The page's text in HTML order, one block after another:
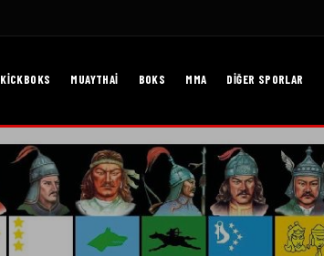
KICKBOKS MUAYTHAI BOKS MMA DIĞER SPORLAR